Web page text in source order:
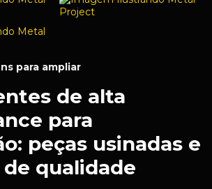
para ampliar
de alta
para
peças usinadas e
qualidade